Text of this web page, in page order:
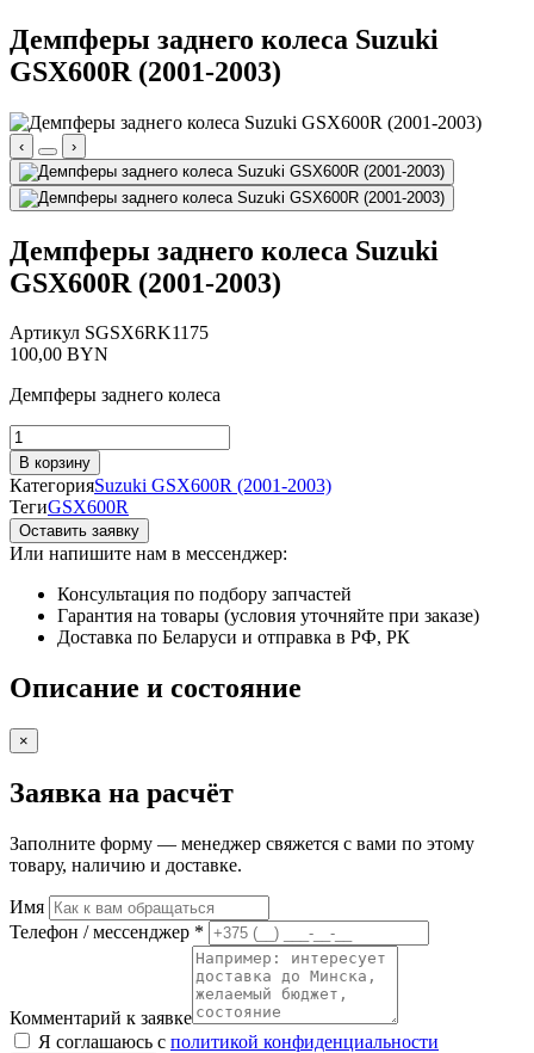
Демпферы заднего колеса Suzuki
GSX600R (2001-2003)
‹ ›
Демпферы заднего колеса Suzuki
GSX600R (2001-2003)
Артикул SGSX6RK1175
100,00 BYN
Демпферы заднего колеса
Количество
товара
Демпферы
заднего
колеса
Suzuki
GSX600R
(2001-
В корзину
КатегорияSuzuki GSX600R (2001-2003)
ТегиGSX600R
Оставить заявку
Или напишите нам в мессенджер:
Консультация по подбору запчастей
Гарантия на товары (условия уточняйте при заказе)
Доставка по Беларуси и отправка в РФ, РК
Описание и состояние
×
Заявка на расчёт
Заполните форму — менеджер свяжется с вами по этому
товару, наличию и доставке.
Имя
Телефон / мессенджер *
Комментарий к заявке
Я соглашаюсь с политикой конфиденциальности